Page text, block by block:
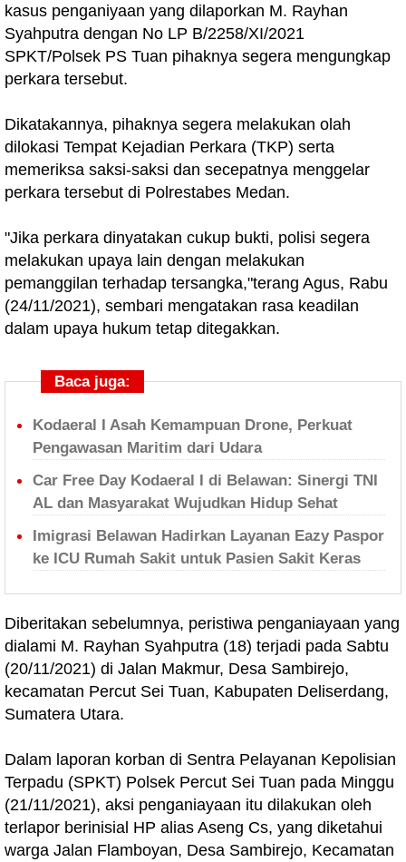
kasus penganiyaan yang dilaporkan M. Rayhan
Syahputra dengan No LP B/2258/XI/2021
SPKT/Polsek PS Tuan pihaknya segera mengungkap
perkara tersebut.
Dikatakannya, pihaknya segera melakukan olah
dilokasi Tempat Kejadian Perkara (TKP) serta
memeriksa saksi-saksi dan secepatnya menggelar
perkara tersebut di Polrestabes Medan.
"Jika perkara dinyatakan cukup bukti, polisi segera
melakukan upaya lain dengan melakukan
pemanggilan terhadap tersangka,"terang Agus, Rabu
(24/11/2021), sembari mengatakan rasa keadilan
dalam upaya hukum tetap ditegakkan.
Baca juga:
Kodaeral I Asah Kemampuan Drone, Perkuat
Pengawasan Maritim dari Udara
Car Free Day Kodaeral I di Belawan: Sinergi TNI
AL dan Masyarakat Wujudkan Hidup Sehat
Imigrasi Belawan Hadirkan Layanan Eazy Paspor
ke ICU Rumah Sakit untuk Pasien Sakit Keras
Diberitakan sebelumnya, peristiwa penganiayaan yang
dialami M. Rayhan Syahputra (18) terjadi pada Sabtu
(20/11/2021) di Jalan Makmur, Desa Sambirejo,
kecamatan Percut Sei Tuan, Kabupaten Deliserdang,
Sumatera Utara.
Dalam laporan korban di Sentra Pelayanan Kepolisian
Terpadu (SPKT) Polsek Percut Sei Tuan pada Minggu
(21/11/2021), aksi penganiayaan itu dilakukan oleh
terlapor berinisial HP alias Aseng Cs, yang diketahui
warga Jalan Flamboyan, Desa Sambirejo, Kecamatan